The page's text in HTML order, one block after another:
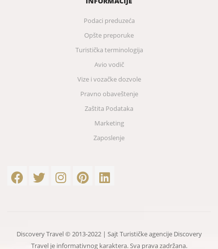
Podaci preduzeća
Opšte preporuke
Turistička terminologija
Avio vodič
Vize i vozačke dozvole
Pravno obaveštenje
Zaštita Podataka
Marketing
Zaposlenje
Discovery Travel © 2013-2022 | Sajt Turističke agencije Discovery
Travel je informativnog karaktera. Sva prava zadržana.